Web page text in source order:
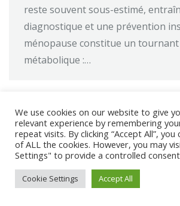
reste souvent sous-estimé,
diagnostique et une prévention
ménopause constitue un
métabolique :…
@ 2017 - 2025 CONGRES CNGE |
Mentions légales|Gestion des
We use cookies on our website to give
relevant experience by remembering
repeat visits. By clicking “Accept All”,
of ALL the cookies. However, you may
Settings" to provide a controlled
Cookie Settings Accept All